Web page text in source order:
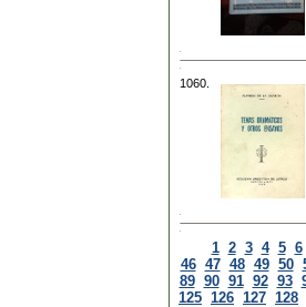
1060.
1 2 3 4 5 6
46 47 48 49 50
89 90 91 92 93
125 126 127 128